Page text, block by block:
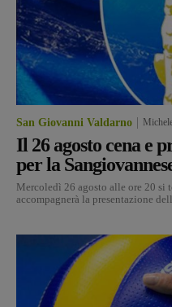
San Giovanni Valdarno
Il 26 agosto cena e
per la
Mercoledì 26 agosto alle ore 20 si
accompagnerà la presentazione